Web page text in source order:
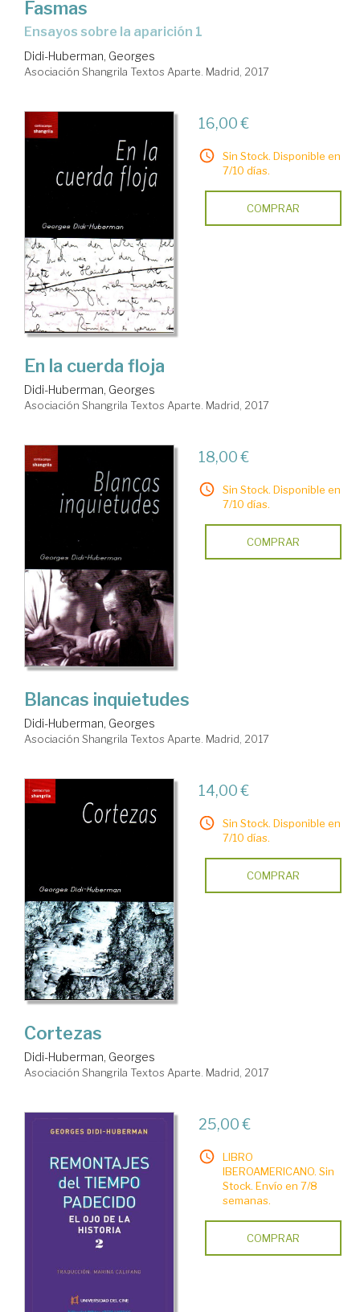
Fasmas
Ensayos sobre la aparición 1
Didi-Huberman, Georges
Asociación Shangrila Textos Aparte. Madrid, 2017
16,00 €
Sin Stock. Disponible en
7/10 días.
COMPRAR
En la cuerda floja
Didi-Huberman, Georges
Asociación Shangrila Textos Aparte. Madrid, 2017
18,00 €
Sin Stock. Disponible en
7/10 días.
COMPRAR
Blancas inquietudes
Didi-Huberman, Georges
Asociación Shangrila Textos Aparte. Madrid, 2017
14,00 €
Sin Stock. Disponible en
7/10 días.
COMPRAR
Cortezas
Didi-Huberman, Georges
Asociación Shangrila Textos Aparte. Madrid, 2017
25,00 €
LIBRO
IBEROAMERICANO. Sin
Stock. Envío en 7/8
semanas.
COMPRAR